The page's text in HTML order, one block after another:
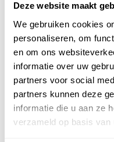
Deze website maakt
We gebruiken cookies
personaliseren, om
en om ons
informatie over uw
partners voor social
partners kunnen deze
informatie die u aan ze
verzameld op basis van
100%veilige
FENTO ORIGINAL | INLAYS